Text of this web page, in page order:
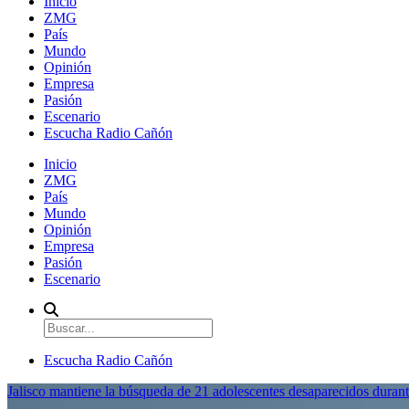
ZMG
País
Mundo
Opinión
Empresa
Pasión
Escenario
Escucha Radio Cañón
Inicio
ZMG
País
Mundo
Opinión
Empresa
Pasión
Escenario
Escucha Radio Cañón
Jalisco mantiene la búsqueda de 21 adolescentes desaparecidos